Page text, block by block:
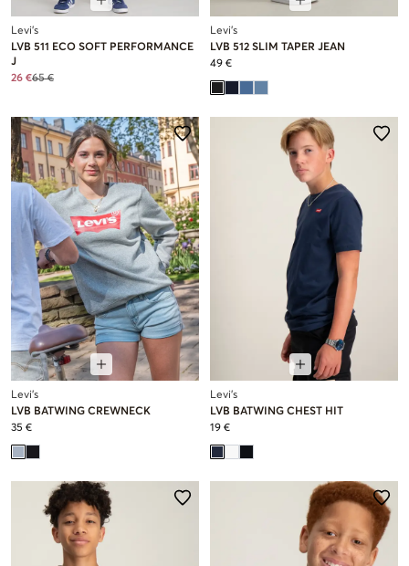
Levi's
LVB 511 ECO SOFT PERFORMANCE
J
26 €65 €
Levi's
LVB 512 SLIM TAPER JEAN
49 €
Levi's
LVB BATWING CREWNECK
35 €
Levi's
LVB BATWING CHEST HIT
19 €